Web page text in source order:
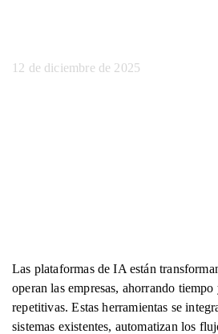
12 de diciembre de 2025
Las plataformas de IA están
operan las empresas, ahorrando
repetitivas. Estas herramientas se
sistemas existentes, automatizan los